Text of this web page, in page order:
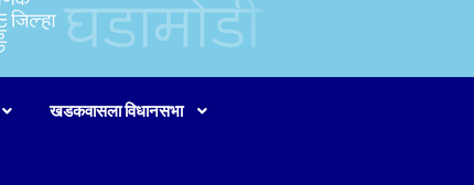
खडकवासला विधानसभा